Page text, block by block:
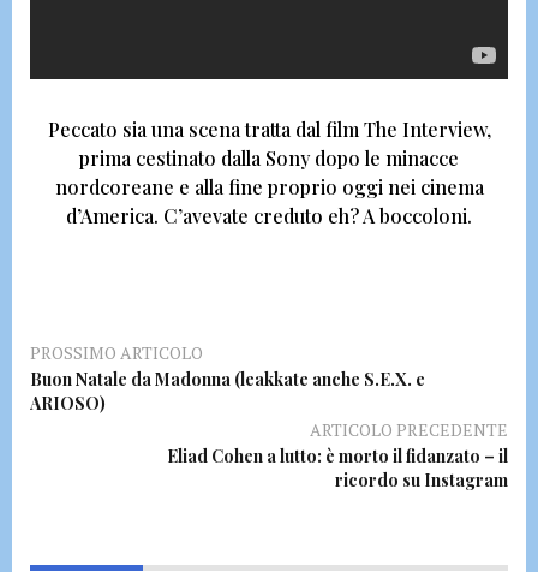
Peccato sia una scena tratta dal film The Interview,
prima cestinato dalla Sony dopo le minacce
nordcoreane e alla fine proprio oggi nei cinema
d’America. C’avevate creduto eh?A boccoloni.
PROSSIMO ARTICOLO
Buon Natale da Madonna (leakkate anche S.E.X. e
ARIOSO)
ARTICOLO PRECEDENTE
Eliad Cohen a lutto: è morto il fidanzato – il
ricordo su Instagram